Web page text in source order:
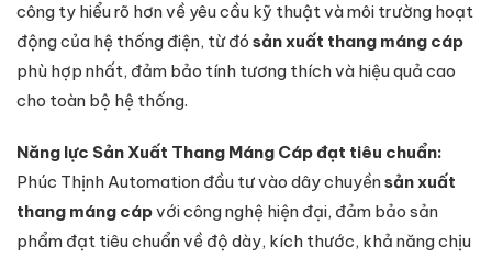
công ty hiểu rõ hơn về yêu cầu kỹ thuật và môi trường hoạt
động của hệ thống điện, từ đó sản xuất thang máng cáp
phù hợp nhất, đảm bảo tính tương thích và hiệu quả cao
cho toàn bộ hệ thống.
Năng lực Sản Xuất Thang Máng Cáp đạt tiêu chuẩn:
Phúc Thịnh Automation đầu tư vào dây chuyềnsản xuất
thang máng cápvới công nghệ hiện đại, đảm bảo sản
phẩm đạt tiêu chuẩn về độ dày, kích thước, khả năng chịu